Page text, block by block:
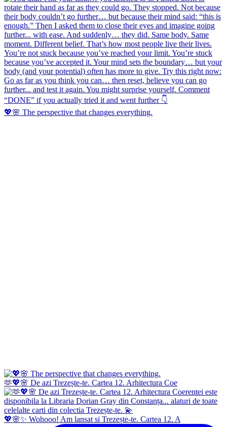
💖🌸 The perspective that changes everything.
🫶💖🌸 De azi Trezește-te. Cartea 12. Arhitectura Coe
💖🌸✨ Wohooo! Am lansat si Trezește-te. Cartea 12. A